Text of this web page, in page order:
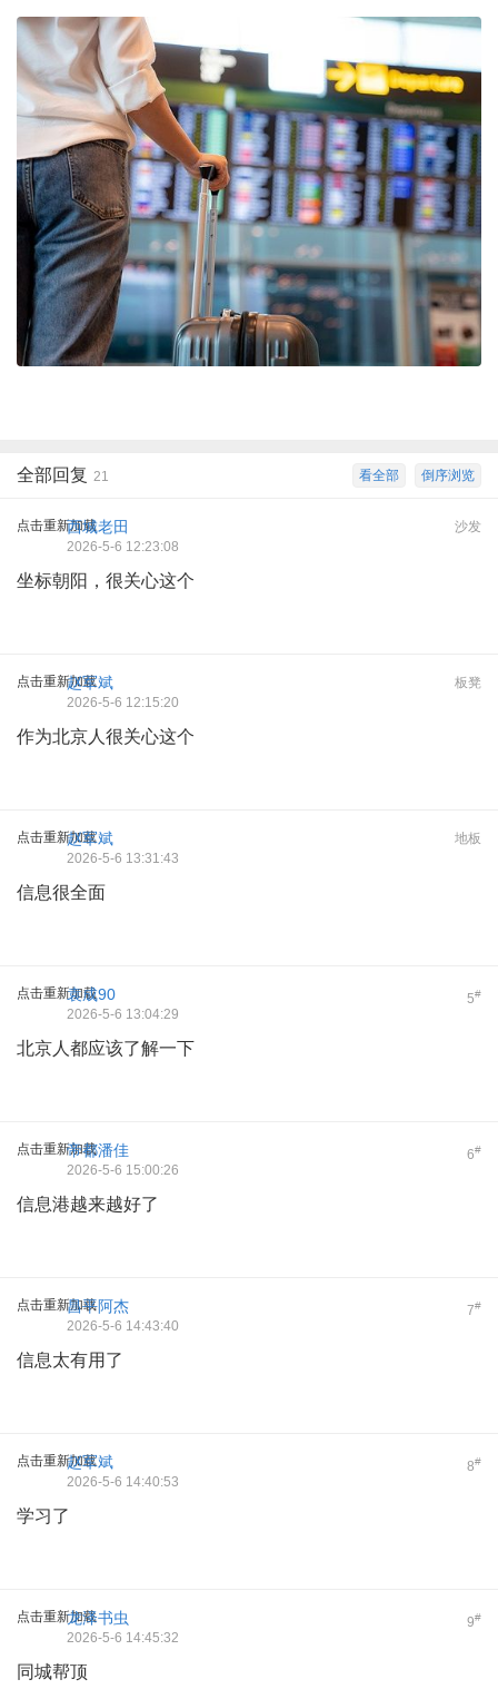
倒序浏览
看全部
全部回复 21
点击重新加载 沙发
西城老田
2026-5-6 12:23:08
坐标朝阳，很关心这个
点击重新加载 板凳
赵军斌
2026-5-6 12:15:20
作为北京人很关心这个
点击重新加载 地板
赵军斌
2026-5-6 13:31:43
信息很全面
点击重新加载 5#
袁成90
2026-5-6 13:04:29
北京人都应该了解一下
点击重新加载 6#
帝都潘佳
2026-5-6 15:00:26
信息港越来越好了
点击重新加载 7#
昌平阿杰
2026-5-6 14:43:40
信息太有用了
点击重新加载 8#
赵军斌
2026-5-6 14:40:53
学习了
点击重新加载 9#
龙泽书虫
2026-5-6 14:45:32
同城帮顶